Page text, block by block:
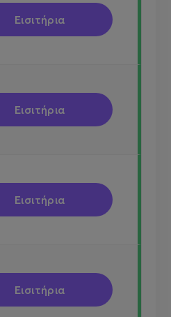
Εισιτήρια
Εισιτήρια
Εισιτήρια
Εισιτήρια